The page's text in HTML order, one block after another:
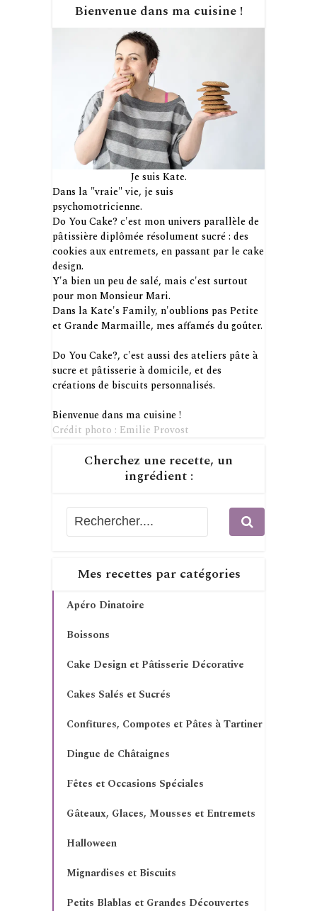
Bienvenue dans ma cuisine !
Je suis Kate.
Dans la "vraie" vie, je suis
psychomotricienne.
Do You Cake? c'est mon univers parallèle de
pâtissière diplômée résolument sucré : des
cookies aux entremets, en passant par le cake
design.
Y'a bien un peu de salé, mais c'est surtout
pour mon Monsieur Mari.
Dans la Kate's Family, n'oublions pas Petite
et Grande Marmaille, mes affamés du goûter.
Do You Cake?, c'est aussi des ateliers pâte à
sucre et pâtisserie à domicile, et des
créations de biscuits personnalisés.
Bienvenue dans ma cuisine !
Crédit photo : Emilie Provost
Cherchez une recette, un
ingrédient :
Mes recettes par catégories
Apéro Dinatoire
Boissons
Cake Design et Pâtisserie Décorative
Cakes Salés et Sucrés
Confitures, Compotes et Pâtes à Tartiner
Dingue de Châtaignes
Fêtes et Occasions Spéciales
Gâteaux, Glaces, Mousses et Entremets
Halloween
Mignardises et Biscuits
Petits Blablas et Grandes Découvertes